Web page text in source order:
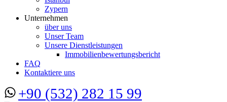
Zypern
Unternehmen
über uns
Unser Team
Unsere Dienstleistungen
Immobilienbewertungsbericht
FAQ
Kontaktiere uns
+90 (532) 282 15 99